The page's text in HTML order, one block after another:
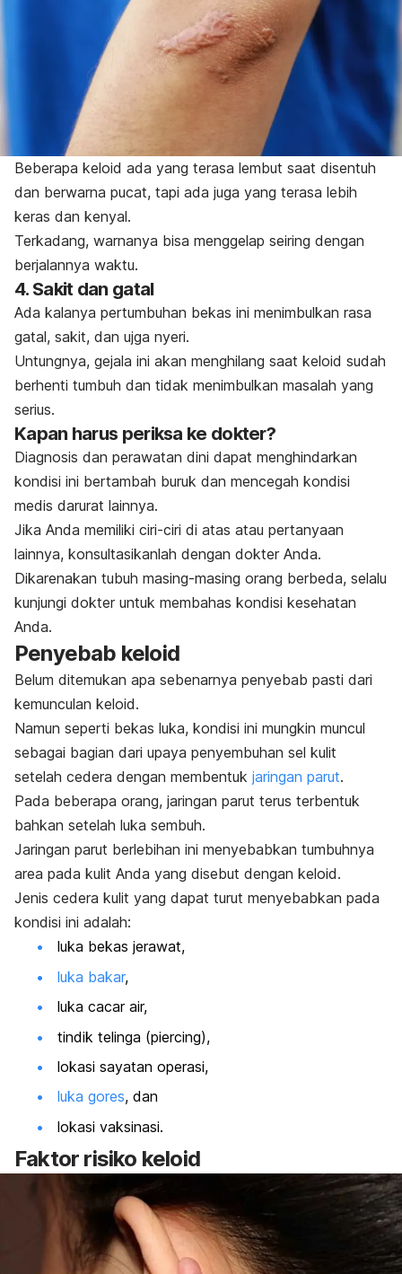
Beberapa keloid ada yang terasa lembut saat disentuh
dan berwarna pucat, tapi ada juga yang terasa lebih
keras dan kenyal.
Terkadang, warnanya bisa menggelap seiring dengan
berjalannya waktu.
4. Sakit dan gatal
Ada kalanya pertumbuhan bekas ini menimbulkan rasa
gatal, sakit, dan ujga nyeri.
Untungnya, gejala ini akan menghilang saat keloid sudah
berhenti tumbuh dan tidak menimbulkan masalah yang
serius.
Kapan harus periksa ke dokter?
Diagnosis dan perawatan dini dapat menghindarkan
kondisi ini bertambah buruk dan mencegah kondisi
medis darurat lainnya.
Jika Anda memiliki ciri-ciri di atas atau pertanyaan
lainnya, konsultasikanlah dengan dokter Anda.
Dikarenakan tubuh masing-masing orang berbeda, selalu
kunjungi dokter untuk membahas kondisi kesehatan
Anda.
Penyebab keloid
Belum ditemukan apa sebenarnya penyebab pasti dari
kemunculan keloid.
Namun seperti bekas luka, kondisi ini mungkin muncul
sebagai bagian dari upaya penyembuhan sel kulit
setelah cedera dengan membentuk jaringan parut.
Pada beberapa orang, jaringan parut terus terbentuk
bahkan setelah luka sembuh.
Jaringan parut berlebihan ini menyebabkan tumbuhnya
area pada kulit Anda yang disebut dengan keloid.
Jenis cedera kulit yang dapat turut menyebabkan pada
kondisi ini adalah:
luka bekas jerawat,
luka bakar,
luka cacar air,
tindik telinga (piercing),
lokasi sayatan operasi,
luka gores, dan
lokasi vaksinasi.
Faktor risiko keloid